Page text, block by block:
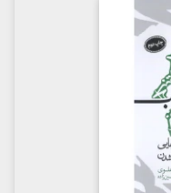
ذکر من کان قبله، و
الحرب مشهورة
الشجاع الذی ما فرّ
قَتَلَهُ، و لا ضرب
«و امّا شجاعت علی
شجاعان تاریخ
دلیر مردان آینده
وی تا قیامت ضرب
هرگز پُشت به
دشمن نترسید، با